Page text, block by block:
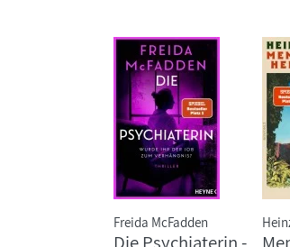
Freida McFadden
Die Psychiaterin -